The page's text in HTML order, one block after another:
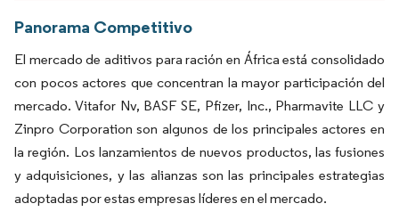
Panorama Competitivo
El mercado de aditivos para ración en África está consolidado
con pocos actores que concentran la mayor participación del
mercado. Vitafor Nv, BASF SE, Pfizer, Inc., Pharmavite LLC y
Zinpro Corporation son algunos de los principales actores en
la región. Los lanzamientos de nuevos productos, las fusiones
y adquisiciones, y las alianzas son las principales estrategias
adoptadas por estas empresas líderes en el mercado.